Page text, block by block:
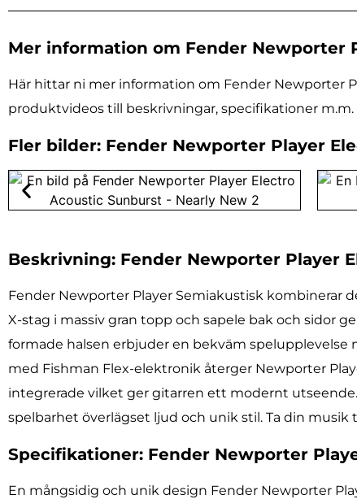
Mer information om Fender Newporter
Här hittar ni mer information om Fender Newporter
produktvideos till beskrivningar, specifikationer m.m.
Fler bilder: Fender Newporter Player
Beskrivning: Fender Newporter Player
Fender Newporter Player Semiakustisk kombinerar
X-stag i massiv gran topp och sapele bak och sidor
formade halsen erbjuder en bekväm
med Fishman Flex-elektronik återger Newporter
integrerade vilket ger gitarren ett modernt
spelbarhet överlägset ljud och unik stil. Ta din
Specifikationer: Fender Newporter
En mångsidig och unik design Fender Newporter